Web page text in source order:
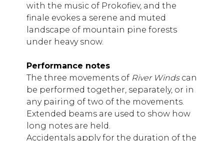
with the music of Prokofiev, and the
finale evokes a serene and muted
landscape of mountain pine forests
under heavy snow.
Performance notes
The three movements of River Windscan
be performed together, separately, or in
any pairing of two of the movements.
Extended beams are used to show how
long notes are held.
Accidentals apply for the duration of the